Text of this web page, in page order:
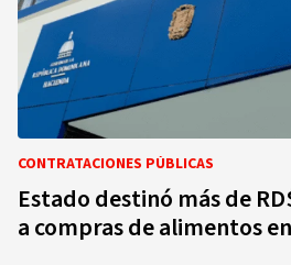
CONTRATACIONES PÚBLICAS
Estado destinó más de
a compras de alimentos